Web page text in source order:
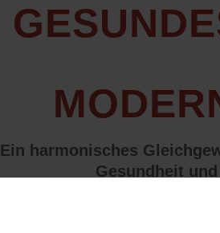
Ein harmonisches
Gesundheit